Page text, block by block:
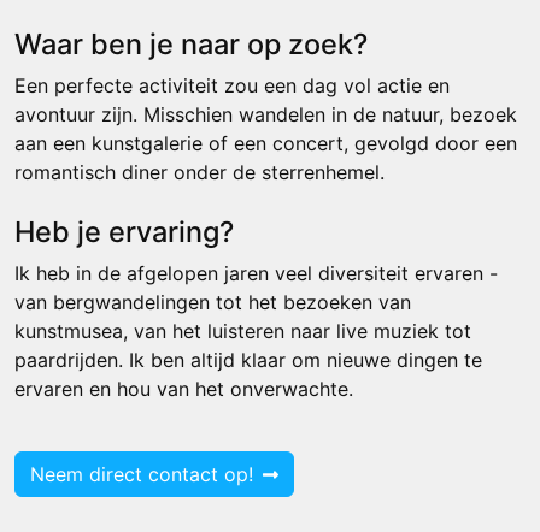
Waar ben je naar op zoek?
Een perfecte activiteit zou een dag vol actie en
avontuur zijn. Misschien wandelen in de natuur, bezoek
aan een kunstgalerie of een concert, gevolgd door een
romantisch diner onder de sterrenhemel.
Heb je ervaring?
Ik heb in de afgelopen jaren veel diversiteit ervaren -
van bergwandelingen tot het bezoeken van
kunstmusea, van het luisteren naar live muziek tot
paardrijden. Ik ben altijd klaar om nieuwe dingen te
ervaren en hou van het onverwachte.
Neem direct contact op!